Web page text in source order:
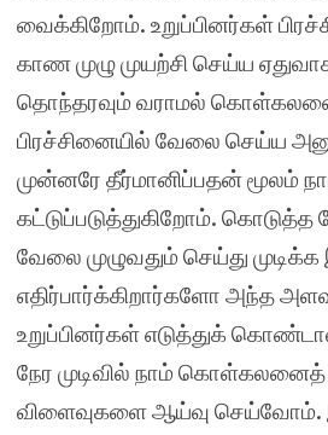
வைக்கிறோம். உறுப்பினர்கள்
காண முழு முயற்சி செய்ய
தொந்தரவும் வராமல்
பிரச்சினையில் வேலை செய்ய
முன்னரே தீர்மானிப்பதன் மூலம்
கட்டுப்படுத்துகிறோம். கொடுத்த
வேலை முழுவதும் செய்து
எதிர்பார்க்கிறார்களோ அந்த
உறுப்பினர்கள் எடுத்துக்
நேர முடிவில் நாம் கொள்கலனைத்
விளைவுகளை ஆய்வு செய்வோம்.